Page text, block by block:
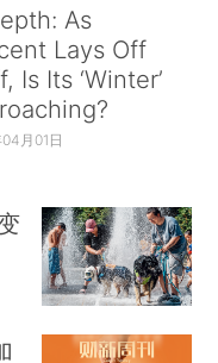
As
Lays Off
Is Its ‘Winter’
月01日